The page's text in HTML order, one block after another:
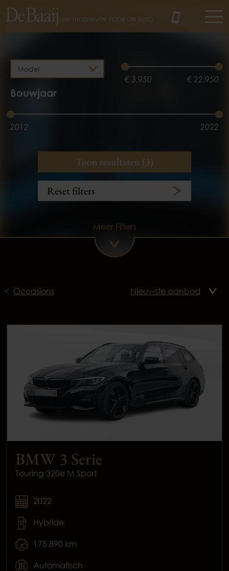
€ 3.950 € 22.950
Bouwjaar
2012 2022
Hybride
3.100 km 175.890 km
Toon resultaten (3)
Reset filters
Meer Filters
Occasions
BMW 3 Serie
Touring 320e M Sport
2022
Hybride
175.890 km
Automatisch